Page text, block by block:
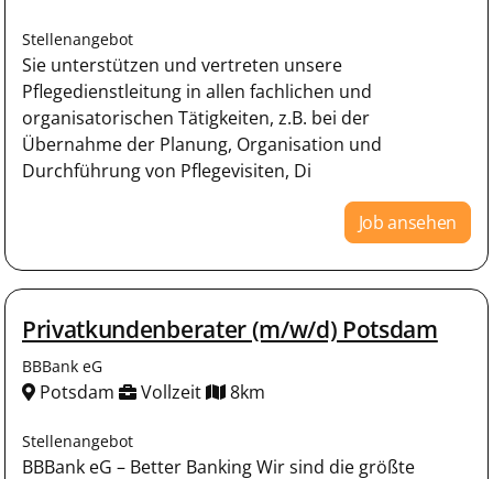
Stellenangebot
Sie unterstützen und vertreten unsere
Pflegedienstleitung in allen fachlichen und
organisatorischen Tätigkeiten, z.B. bei der
Übernahme der Planung, Organisation und
Durchführung von Pflegevisiten, Di
Job ansehen
Privatkundenberater (m/w/d) Potsdam
BBBank eG
Potsdam Vollzeit 8km
Stellenangebot
BBBank eG – Better Banking Wir sind die größte